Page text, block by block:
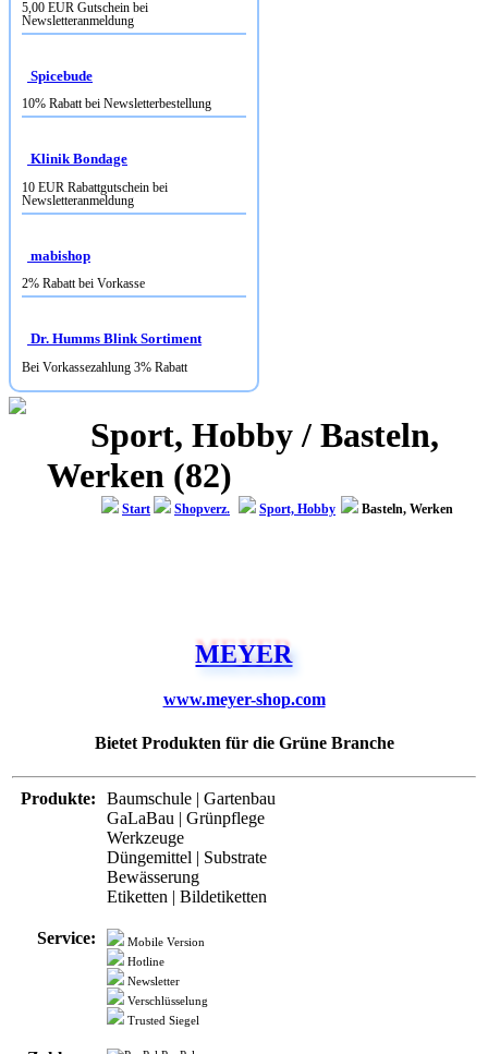
5,00 EUR Gutschein bei
Newsletteranmeldung
Spicebude
10% Rabatt bei Newsletterbestellung
Klinik Bondage
10 EUR Rabattgutschein bei
Newsletteranmeldung
mabishop
2% Rabatt bei Vorkasse
Dr. Humms Blink Sortiment
Bei Vorkassezahlung 3% Rabatt
Sport, Hobby / Basteln,
Werken (82)
Start Shopverz. Sport, Hobby Basteln, Werken
MEYER
www.meyer-shop.com
Bietet Produkten für die Grüne Branche
Produkte:
Baumschule | Gartenbau
GaLaBau | Grünpflege
Werkzeuge
Düngemittel | Substrate
Bewässerung
Etiketten | Bildetiketten
Service:
Mobile Version
Hotline
Newsletter
Verschlüsselung
Trusted Siegel